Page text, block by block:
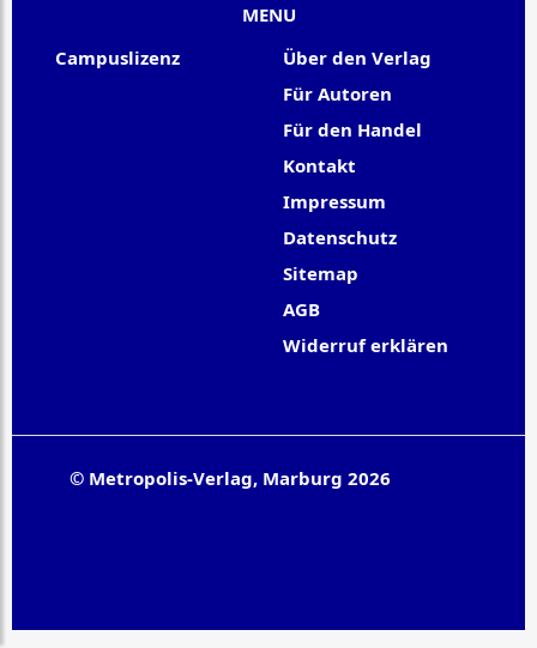
MENU
Campuslizenz
Über den Verlag
Für Autoren
Für den Handel
Kontakt
Impressum
Datenschutz
Sitemap
AGB
Widerruf erklären
© Metropolis-Verlag, Marburg 2026